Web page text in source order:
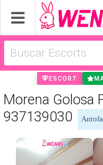
ESCORT
Morena Golosa
937139030